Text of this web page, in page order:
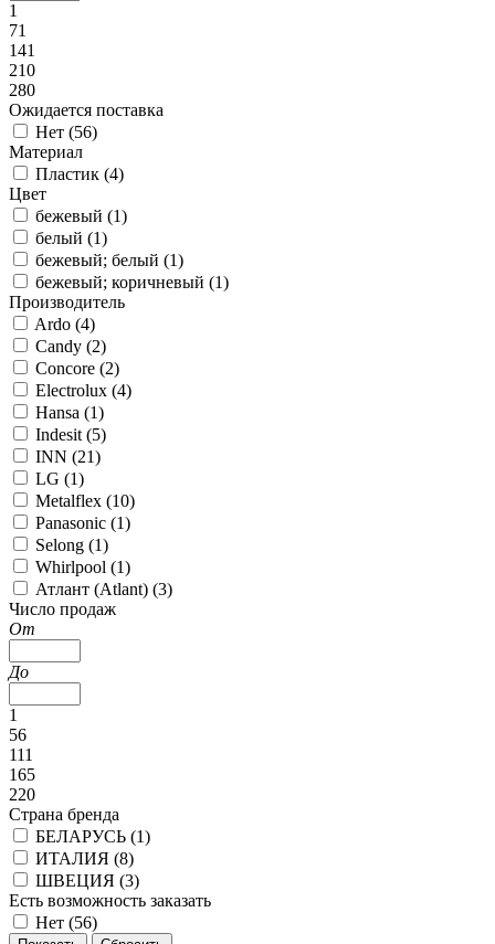
1
71
141
210
280
Ожидается поставка
Нет (56)
Материал
Пластик (4)
Цвет
бежевый (1)
белый (1)
бежевый; белый (1)
бежевый; коричневый (1)
Производитель
Ardo (4)
Candy (2)
Concore (2)
Electrolux (4)
Hansa (1)
Indesit (5)
INN (21)
LG (1)
Metalflex (10)
Panasonic (1)
Selong (1)
Whirlpool (1)
Атлант (Atlant) (3)
Число продаж
От
До
1
56
111
165
220
Страна бренда
БЕЛАРУСЬ (1)
ИТАЛИЯ (8)
ШВЕЦИЯ (3)
Есть возможность заказать
Нет (56)